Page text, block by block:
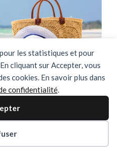
les statistiques et pour
cliquant sur Accepter, vous
cookies. En savoir plus dans
confidentialité.
ESTIVALE ✨🌴
AOUT INCLUS